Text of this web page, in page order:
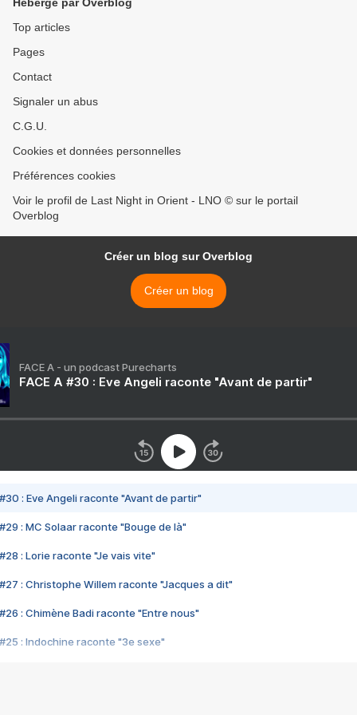
Top articles
Pages
Contact
Signaler un abus
C.G.U.
Cookies et données personnelles
Préférences cookies
Voir le profil de Last Night in Orient - LNO © sur le portail
Overblog
Créer un blog sur Overblog
Créer un blog
FACE A - un podcast Purecharts
FACE A #30 : Eve Angeli raconte "Avant de partir"
#30 : Eve Angeli raconte "Avant de partir"
#29 : MC Solaar raconte "Bouge de là"
#28 : Lorie raconte "Je vais vite"
#27 : Christophe Willem raconte "Jacques a dit"
#26 : Chimène Badi raconte "Entre nous"
#25 : Indochine raconte "3e sexe"